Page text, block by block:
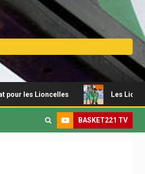
Lioncelles Les Lionceaux
BASKET221 TV